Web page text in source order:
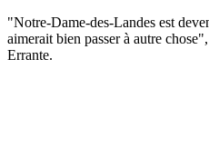
"Notre-Dame-des-Landes est
aimerait bien passer à autre
Errante.